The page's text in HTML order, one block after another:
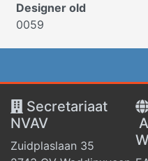
Designer old
0059
Secretariaat
NVAV
Zuidplaslaan 35